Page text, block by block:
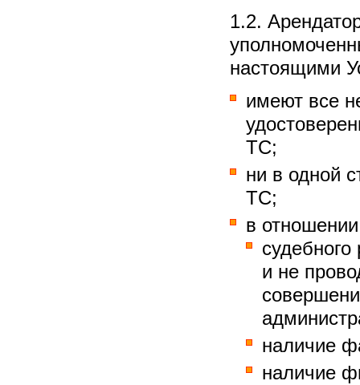
1.2.
настоящими
имеют все
ТС;
ни в одной
ТС;
в
и не
наличие
наличие